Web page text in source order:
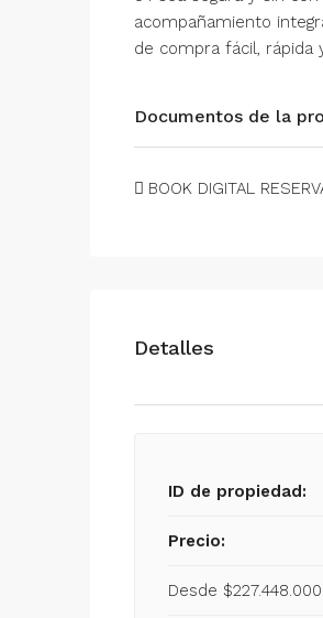
acompañamiento
de compra fácil, rápida
Documentos de la
BOOK DIGITAL
Detalles
ID de propiedad:
Precio:
Desde $227.448.000